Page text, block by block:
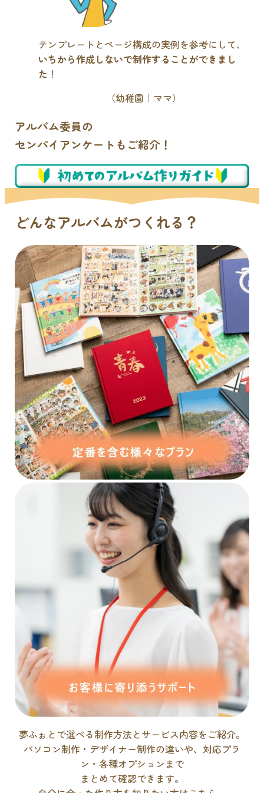
テンプレートとページ構成の実例を参考にして、
いちから作成しないで制作することができまし
た ！
（幼稚園｜ママ）
アルバム委員の
センパイアンケートもご紹介！
どんなアルバムがつくれる？
夢ふぉとで選べる制作方法とサービス内容をご紹介。
パソコン制作・デザイナー制作の違いや、対応プラ
ン・各種オプションまで
まとめて確認できます。